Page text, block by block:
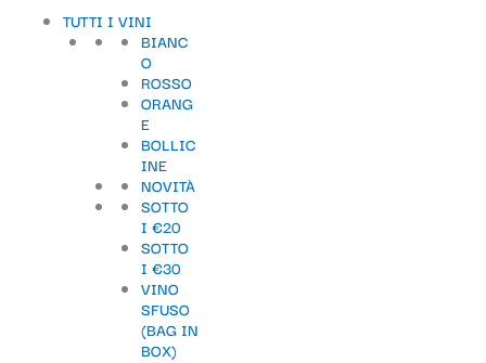
TUTTI I VINI
BIANC
O
ROSSO
ORANG
E
BOLLIC
INE
NOVITÀ
SOTTO
I €20
SOTTO
I €30
VINO
SFUSO
(BAG IN
BOX)
Carrello: